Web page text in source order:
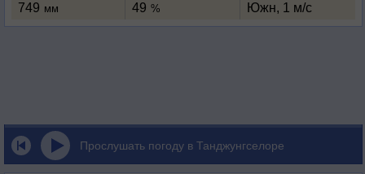
749 мм 49 % Южн, 1 м/с
Прослушать погоду в Танджунгселоре